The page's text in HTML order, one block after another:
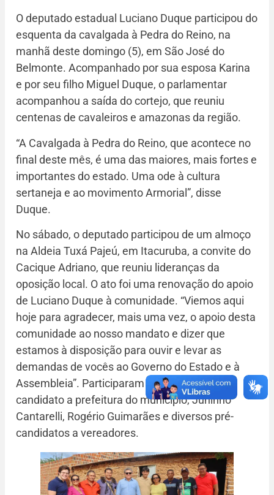
O deputado estadual Luciano Duque participou do
esquenta da cavalgada à Pedra do Reino, na
manhã deste domingo (5), em São José do
Belmonte. Acompanhado por sua esposa Karina
e por seu filho Miguel Duque, o parlamentar
acompanhou a saída do cortejo, que reuniu
centenas de cavaleiros e amazonas da região.
“A Cavalgada à Pedra do Reino, que acontece no
final deste mês, é uma das maiores, mais fortes e
importantes do estado. Uma ode à cultura
sertaneja e ao movimento Armorial”, disse
Duque.
No sábado, o deputado participou de um almoço
na Aldeia Tuxá Pajeú, em Itacuruba, a convite do
Cacique Adriano, que reuniu lideranças da
oposição local. O ato foi uma renovação do apoio
de Luciano Duque à comunidade. “Viemos aqui
hoje para agradecer, mais uma vez, o apoio desta
comunidade ao nosso mandato e dizer que
estamos à disposição para ouvir e levar as
demandas de vocês ao Governo do Estado e à
Assembleia”. Participaram do evento, o pré-
candidato a prefeitura do município, Juninho
Cantarelli, Rogério Guimarães e diversos pré-
candidatos a vereadores.